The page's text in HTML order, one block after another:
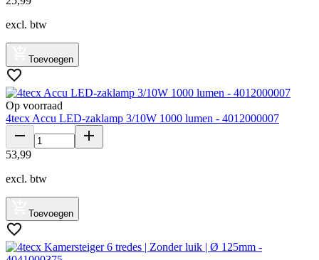
excl. btw
Toevoegen
Op voorraad
4tecx Accu LED-zaklamp 3/10W 1000 lumen - 4012000007
53,99
excl. btw
Toevoegen